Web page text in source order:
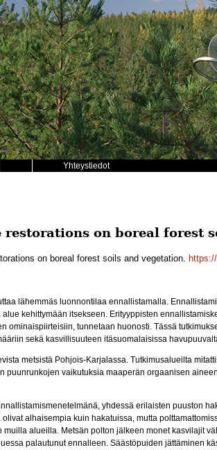
Yhteystiedot
on boreal forest
on boreal forest soils and vegetation.
lähemmäs luonnontilaa ennallistamalla.
kehittymään itsekseen. Erityyppisten
tunnetaan huonosti. Tässä
sekä kasvillisuuteen itäsuomalaisissa
metsistä Pohjois-Karjalassa. Tutkimusalueilta
puunrunkojen vaikutuksia maaperän orgaanisen
yhdessä erilaisten puuston
alhaisempia kuin hakatuissa, mutta
alueilla. Metsän polton jälkeen monet kasvilajit
palautunut ennalleen. Säästöpuiden jättäminen